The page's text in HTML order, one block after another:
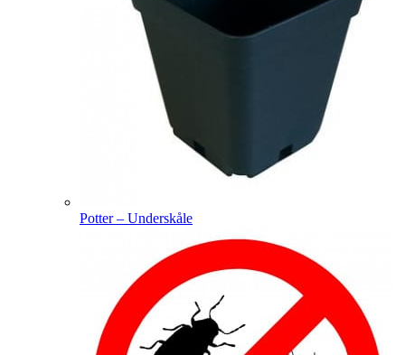
Potter – Underskåle